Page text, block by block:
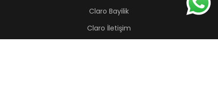
Claro Bayilik
Claro İletişim